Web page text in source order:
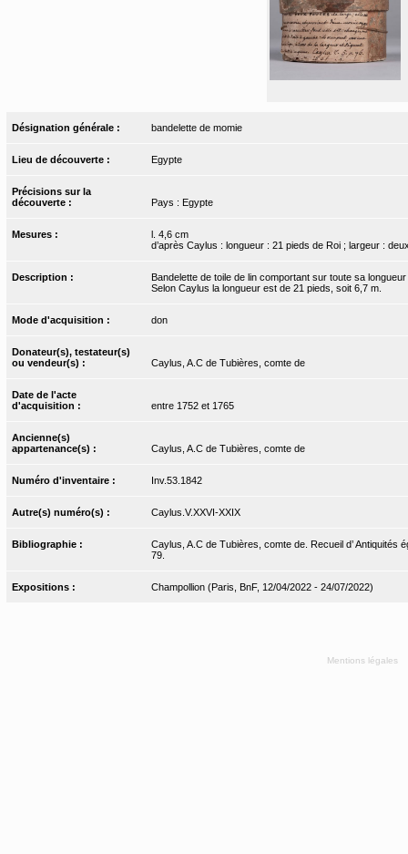
Désignation générale : bandelette de momie
Lieu de découverte : Egypte
Précisions sur la
découverte :
Pays : Egypte
Mesures :
l. 4,6 cm
d’après Caylus : longueur : 21 pieds de Roi ; largeur :
Description :
Bandelette de toile de lin comportant sur toute sa
Selon Caylus la longueur est de 21 pieds, soit 6,7 m.
Mode d'acquisition : don
Donateur(s), testateur(s)
ou vendeur(s) :
Caylus, A.C de Tubières, comte de
Date de l'acte
d'acquisition :
entre 1752 et 1765
Ancienne(s)
appartenance(s) :
Caylus, A.C de Tubières, comte de
Numéro d'inventaire : Inv.53.1842
Autre(s) numéro(s) : Caylus.V.XXVI-XXIX
Bibliographie :
Caylus, A.C de Tubières, comte de. Recueil d’
79.
Expositions : Champollion (Paris, BnF, 12/04/2022 - 24/07/2022)
Mentions légales